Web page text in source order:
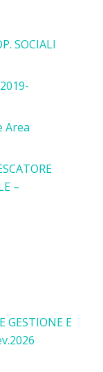
SOCIALI
Area
–
GESTIONE E